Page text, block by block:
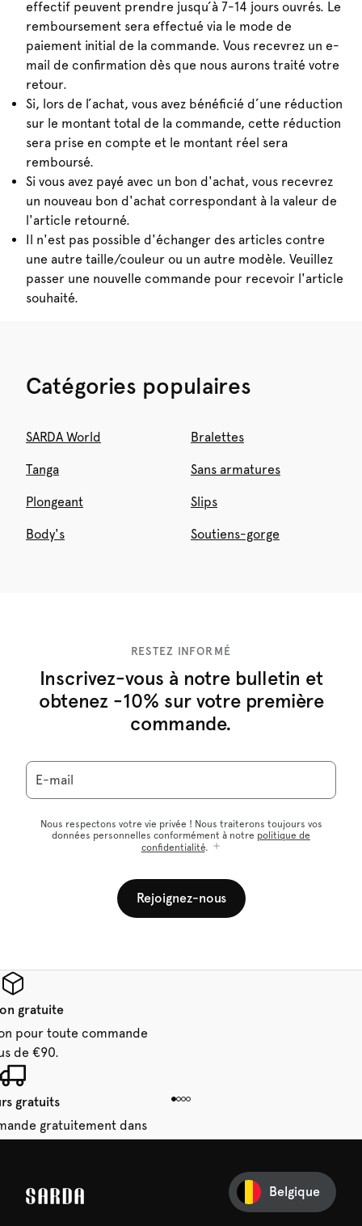
effectif peuvent prendre jusqu’à 7-14 jours ouvrés. Le
remboursement sera effectué via le mode de
paiement initial de la commande. Vous recevrez un e-
mail de confirmation dès que nous aurons traité votre
retour.
Si, lors de l’achat, vous avez bénéficié d’une réduction
sur le montant total de la commande, cette réduction
sera prise en compte et le montant réel sera
remboursé.
Si vous avez payé avec un bon d'achat, vous recevrez
un nouveau bon d'achat correspondant à la valeur de
l'article retourné.
Il n'est pas possible d'échanger des articles contre
une autre taille/couleur ou un autre modèle. Veuillez
passer une nouvelle commande pour recevoir l'article
souhaité.
Catégories populaires
SARDA World Bralettes
Tanga Sans armatures
Plongeant Slips
Body's Soutiens-gorge
RESTEZ INFORMÉ
Inscrivez-vous à notre bulletin et
obtenez -10% sur votre première
commande.
E-mail
Nous respectons votre vie privée ! Nous traiterons toujours vos
données personnelles conformément à notre politique de
confidentialité.
Rejoignez-nous
gratuite
pour toute commande
de €90.
gratuits
gratuitement dans
jours.
commande
Belgique